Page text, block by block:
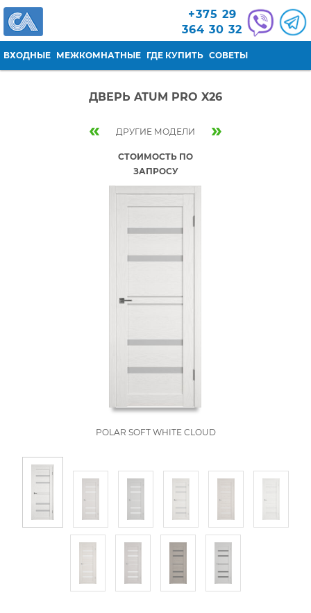
Перейти к основному содержанию+375 29
364 30 32
ВХОДНЫЕ МЕЖКОМНАТНЫЕ ГДЕ КУПИТЬ СОВЕТЫ
ДВЕРЬ ATUM PRO X26
« ДРУГИЕ МОДЕЛИ »
СТОИМОСТЬ ПО
ЗАПРОСУ
POLAR SOFT WHITE CLOUD